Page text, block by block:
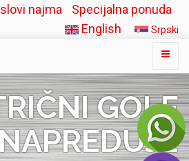
najma
Specijalna ponuda
English
Srpski
GOLF